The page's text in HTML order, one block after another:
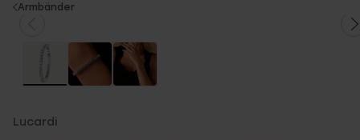
You
here:
Armbänder
Lucardi